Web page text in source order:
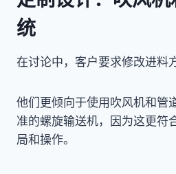
统
在讨论中，客户要求修改进料
他们更倾向于使用吹风机和管
准的螺旋输送机，因为这更符
局和操作。